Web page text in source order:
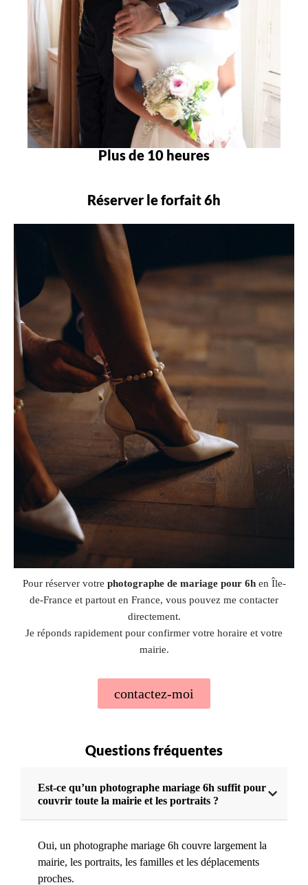
Plus de 10 heures
Réserver le forfait 6h
Pour réserver votre photographe de mariage pour 6hen Île-
de-France et partout en France, vous pouvez me contacter
directement.
Je réponds rapidement pour confirmer votre horaire et votre
mairie.
contactez-moi
Questions fréquentes
Est-ce qu’un photographe mariage 6h suffit pour
couvrir toute la mairie et les portraits ?
Oui, un photographe mariage 6h couvre largement la
mairie, les portraits, les familles et les déplacements
proches.